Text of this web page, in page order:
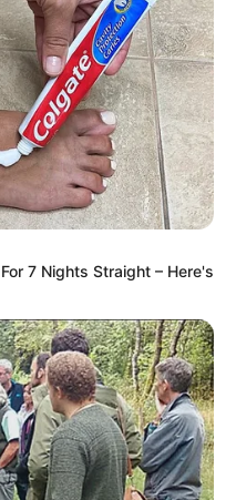
7 Nights Straight – Here's